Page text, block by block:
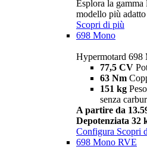
Esplora la
modello più
Scopri di più
698 Mono
Hypermotard 698
77,5 CV
63 Nm
151 kg
senza
A partire da
Depotenziata 32
Configura Scopri
698 Mono RVE